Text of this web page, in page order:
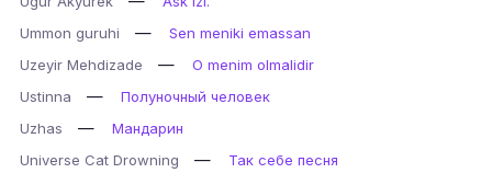
Ummon guruhi
—
Sen meniki emassan
Uzeyir Mehdizade
—
O menim olmalidir
Ustinna
—
Полуночный человек
Uzhas
—
Мандарин
Universe Cat Drowning
—
Так себе песня